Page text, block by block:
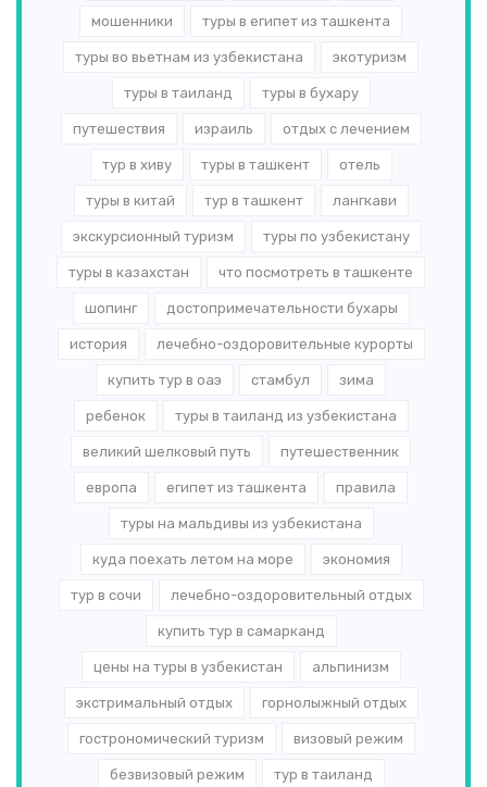
мошенники туры в египет из ташкента
туры во вьетнам из узбекистана экотуризм
туры в таиланд туры в бухару
путешествия израиль отдых с лечением
тур в хиву туры в ташкент отель
туры в китай тур в ташкент лангкави
экскурсионный туризм туры по узбекистану
туры в казахстан что посмотреть в ташкенте
шопинг достопримечательности бухары
история лечебно-оздоровительные курорты
купить тур в оаэ стамбул зима
ребенок туры в таиланд из узбекистана
великий шелковый путь путешественник
европа египет из ташкента правила
туры на мальдивы из узбекистана
куда поехать летом на море экономия
тур в сочи лечебно-оздоровительный отдых
купить тур в самарканд
цены на туры в узбекистан альпинизм
экстримальный отдых горнолыжный отдых
гострономический туризм визовый режим
безвизовый режим тур в таиланд